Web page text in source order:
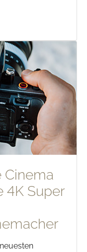
Cinema
4K Super